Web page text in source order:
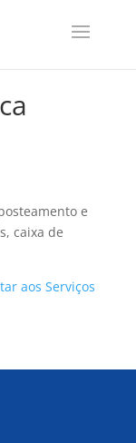
e
caixa de
aos Serviços